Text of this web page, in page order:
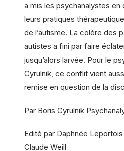
a mis les psychanalystes
leurs pratiques
de l’autisme. La colère des
autistes a fini par faire
jusqu’alors larvée. Pour le
Cyrulnik, ce conflit vient
remise en question de la
Par Boris Cyrulnik
Edité par Daphnée
Claude Weill